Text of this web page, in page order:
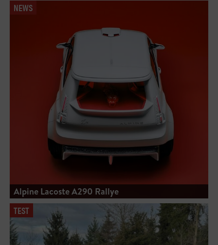
NEWS
Alpine Lacoste A290 Rallye
TEST